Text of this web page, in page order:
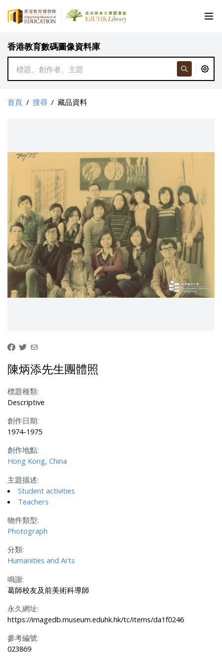
香港教育數碼圖像資料庫
首頁 / 搜尋 / 藏品資料
陳炳添先生團體照
標題種類:
Descriptive
創作日期:
1974-1975
創作地點:
Hong Kong, China
主題描述:
Student activities
Teachers
物件類型:
Photograph
分類:
Humanities and Arts
鳴謝:
葛師校友及前美術科導師
永久網址:
https://imagedb.museum.eduhk.hk/tc/items/da1f0246
參考編號:
023869